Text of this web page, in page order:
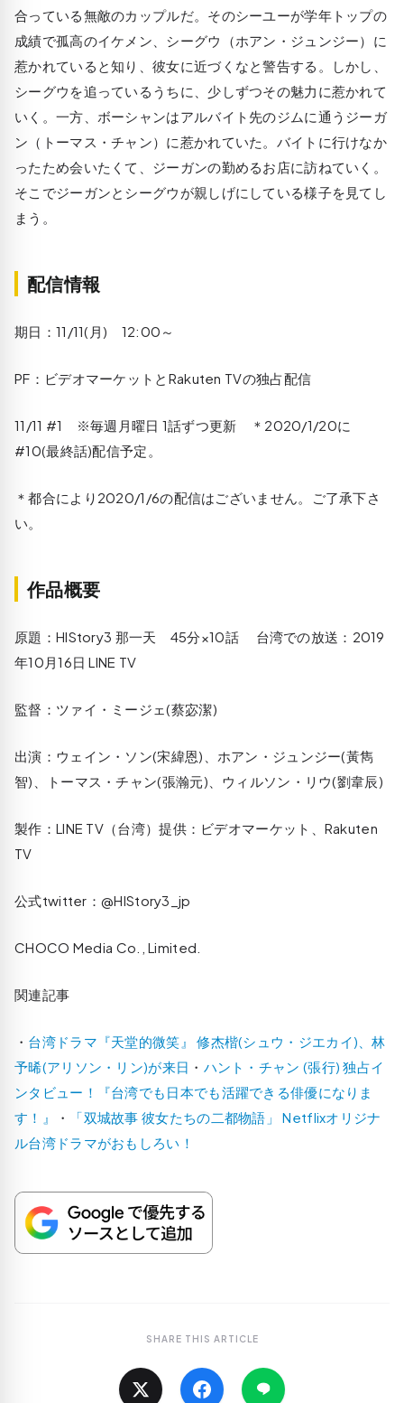
合っている無敵のカップルだ。そのシーユーが学年トップの
成績で孤高のイケメン、シーグウ（ホアン・ジュンジー）に
惹かれていると知り、彼女に近づくなと警告する。しかし、
シーグウを追っているうちに、少しずつその魅力に惹かれて
いく。一方、ボーシャンはアルバイト先のジムに通うジーガ
ン（トーマス・チャン）に惹かれていた。バイトに行けなか
ったため会いたくて、ジーガンの勤めるお店に訪ねていく。
そこでジーガンとシーグウが親しげにしている様子を見てし
まう。
配信情報
期日：11/11(月) 12:00～
PF：ビデオマーケットとRakuten TVの独占配信
11/11 #1 ※毎週月曜日 1話ずつ更新 ＊2020/1/20に
#10(最終話)配信予定。
＊都合により2020/1/6の配信はございません。ご了承下さ
い。
作品概要
原題：HIStory3 那一天 45分×10話 台湾での放送：2019
年10月16日 LINE TV
監督：ツァイ・ミージェ(蔡宓潔)
出演：ウェイン・ソン(宋緯恩)、ホアン・ジュンジー(黃雋
智)、トーマス・チャン(張瀚元)、ウィルソン・リウ(劉韋辰)
製作：LINE TV（台湾）提供：ビデオマーケット、Rakuten
TV
公式twitter：@HIStory3_jp
CHOCO Media Co., Limited.
関連記事
・ 台湾ドラマ『天堂的微笑』 修杰楷(シュウ・ジエカイ)、林
予晞(アリソン・リン)が来日 ・ ハント・チャン (張行) 独占イ
ンタビュー！『台湾でも日本でも活躍できる俳優になりま
す！』
・
「双城故事 彼女たちの二都物語」 Netflixオリジナ
ル台湾ドラマがおもしろい！
SHARE THIS ARTICLE